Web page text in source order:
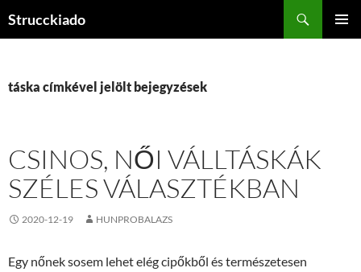
Strucckiado
táska címkével jelölt bejegyzések
CSINOS, NŐI VÁLLTÁSKÁK
SZÉLES VÁLASZTÉKBAN
2020-12-19 HUNPROBALAZS
Egy nőnek sosem lehet elég cipőkből és természetesen